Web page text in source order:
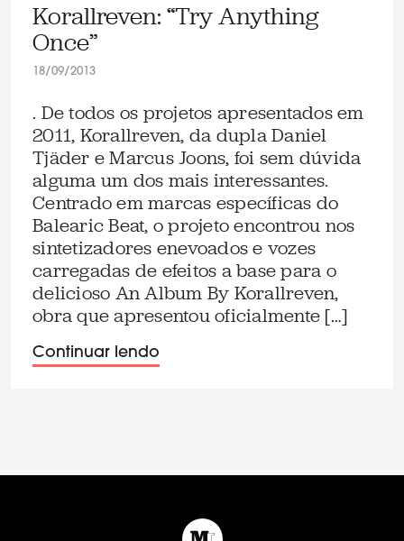
Korallreven: “Try Anything
Once”
18/09/2013
. De todos os projetos apresentados em
2011, Korallreven, da dupla Daniel
Tjäder e Marcus Joons, foi sem dúvida
alguma um dos mais interessantes.
Centrado em marcas específicas do
Balearic Beat, o projeto encontrou nos
sintetizadores enevoados e vozes
carregadas de efeitos a base para o
delicioso An Album By Korallreven,
obra que apresentou oficialmente […]
Continuar lendo